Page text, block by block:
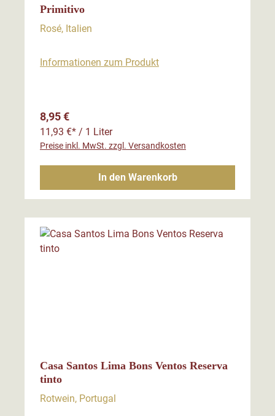
Primitivo
Rosé, Italien
Informationen zum Produkt
Regulärer Preis:
8,95 €
11,93 €* / 1 Liter
Preise inkl. MwSt. zzgl. Versandkosten
In den Warenkorb
Casa Santos Lima Bons Ventos Reserva
tinto
Rotwein, Portugal